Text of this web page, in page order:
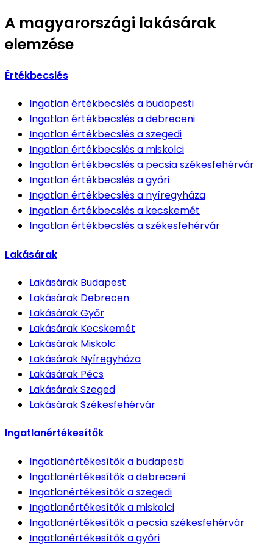
A magyarországi lakásárak
elemzése
Értékbecslés
Ingatlan értékbecslésa budapesti
Ingatlan értékbecslésa debreceni
Ingatlan értékbecslésa szegedi
Ingatlan értékbecslésa miskolci
Ingatlan értékbecslésa pecsia székesfehérvár
Ingatlan értékbecslésa győri
Ingatlan értékbecslésa nyíregyháza
Ingatlan értékbecslésa kecskemét
Ingatlan értékbecslésa székesfehérvár
Lakásárak
Lakásárak Budapest
Lakásárak Debrecen
LakásárakGyőr
Lakásárak Kecskemét
Lakásárak Miskolc
Lakásárak Nyíregyháza
Lakásárak Pécs
LakásárakSzeged
LakásárakSzékesfehérvár
Ingatlanértékesítők
Ingatlanértékesítőka budapesti
Ingatlanértékesítőka debreceni
Ingatlanértékesítőka szegedi
Ingatlanértékesítőka miskolci
Ingatlanértékesítőka pecsia székesfehérvár
Ingatlanértékesítőka győri